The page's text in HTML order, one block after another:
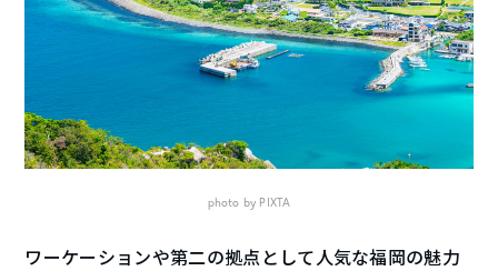
photo by PIXTA
ワーケーションや第二の拠点として人気な福岡の魅力